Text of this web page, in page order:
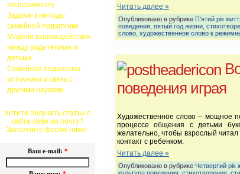
експерименту
Задачи и методы
семейной педагогики
Модели взаимодействия
между родителями и
детьми
Семейная педагогика:
источники и связь с
другими науками
Хотите получать статьи с
сайта себе на почту?
Заполните форму ниже:
Ваш e-mail: *
Читать далее »
Опубликовано в рубрике П'ятий рік
поведения пятый год жизни
слово художественное слово к
поведения играя
Художественное слово – мощное
процессе общения с детьми
желательно, чтобы взрослый
контакт с ребенком.
Читать далее »
Опубликовано в рубрике Четвертий рік